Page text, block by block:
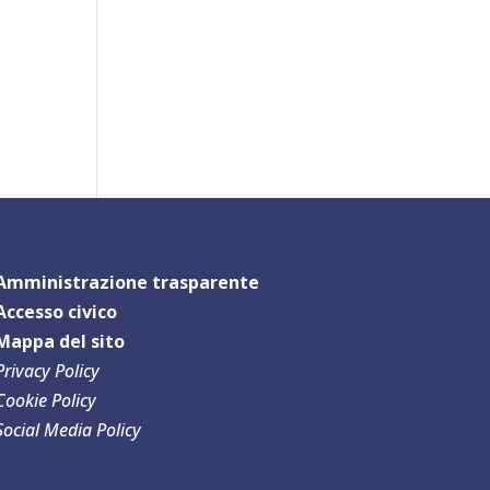
trasparente
civico
del sito
Policy
Policy
Media Policy